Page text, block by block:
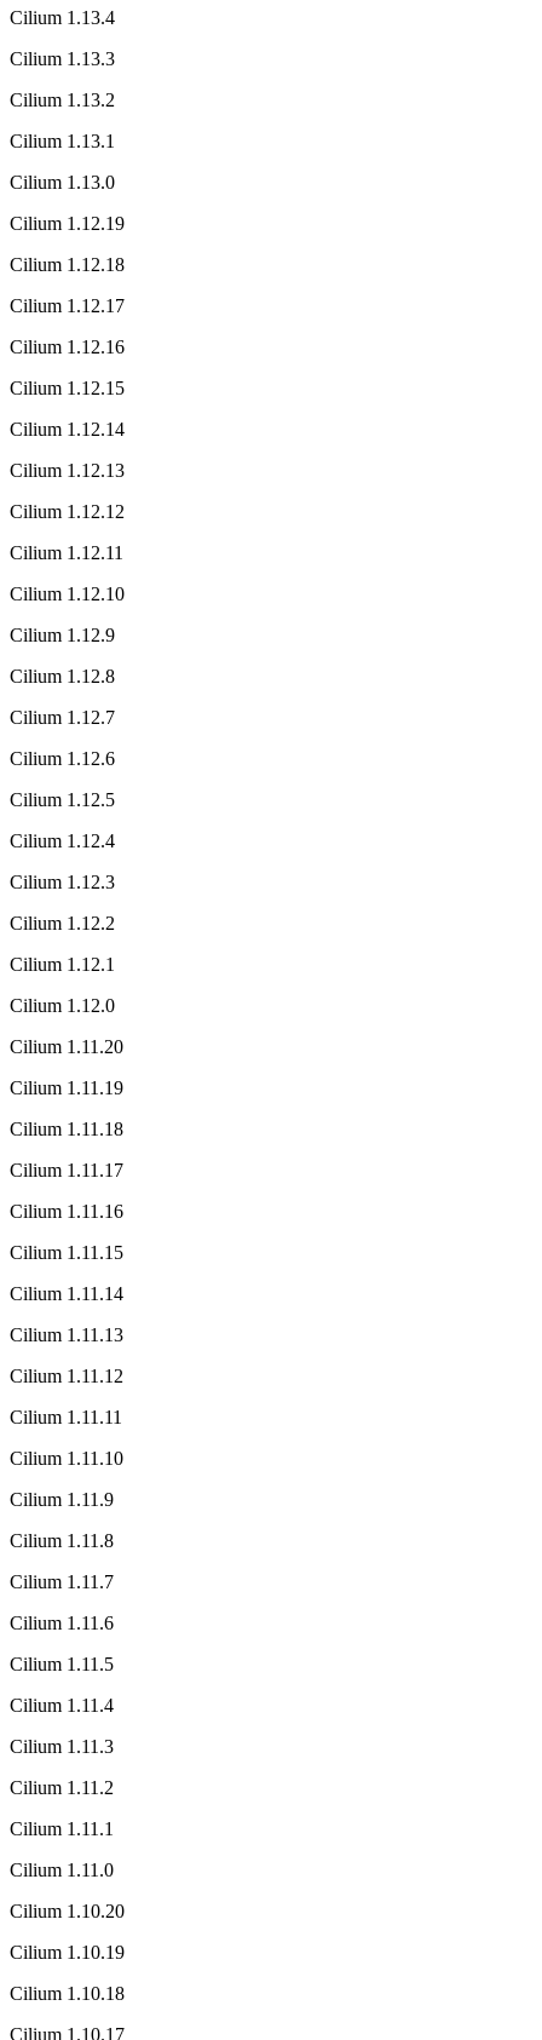
Cilium 1.13.4
Cilium 1.13.3
Cilium 1.13.2
Cilium 1.13.1
Cilium 1.13.0
Cilium 1.12.19
Cilium 1.12.18
Cilium 1.12.17
Cilium 1.12.16
Cilium 1.12.15
Cilium 1.12.14
Cilium 1.12.13
Cilium 1.12.12
Cilium 1.12.11
Cilium 1.12.10
Cilium 1.12.9
Cilium 1.12.8
Cilium 1.12.7
Cilium 1.12.6
Cilium 1.12.5
Cilium 1.12.4
Cilium 1.12.3
Cilium 1.12.2
Cilium 1.12.1
Cilium 1.12.0
Cilium 1.11.20
Cilium 1.11.19
Cilium 1.11.18
Cilium 1.11.17
Cilium 1.11.16
Cilium 1.11.15
Cilium 1.11.14
Cilium 1.11.13
Cilium 1.11.12
Cilium 1.11.11
Cilium 1.11.10
Cilium 1.11.9
Cilium 1.11.8
Cilium 1.11.7
Cilium 1.11.6
Cilium 1.11.5
Cilium 1.11.4
Cilium 1.11.3
Cilium 1.11.2
Cilium 1.11.1
Cilium 1.11.0
Cilium 1.10.20
Cilium 1.10.19
Cilium 1.10.18
Cilium 1.10.17